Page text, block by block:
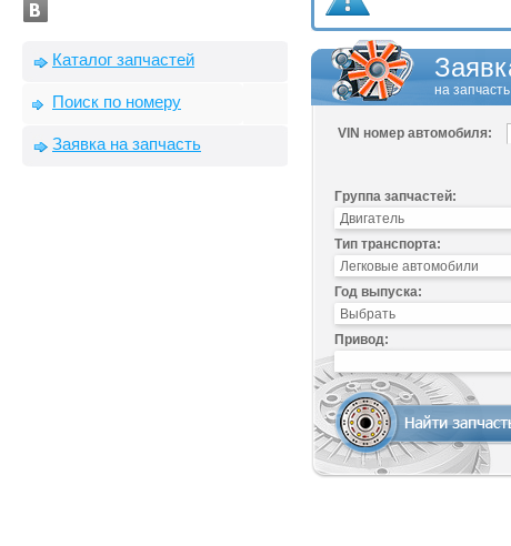
Каталог запчастей
Поиск по номеру
Заявка на запчасть
на запчасть
VIN номер автомобиля:
Группа запчастей:
Тип транспорта:
Год выпуска:
Привод: